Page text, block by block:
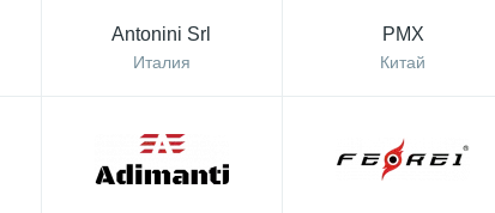
Antonini Srl
Италия
PMX
Китай